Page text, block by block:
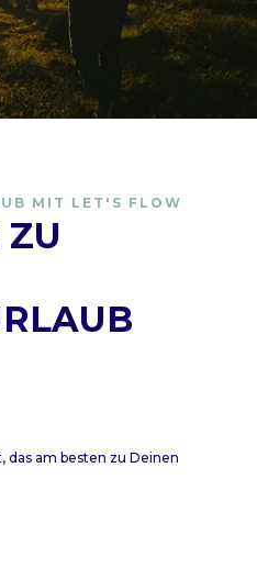
MIT LET'S FLOW
ZU
das am besten zu Deinen